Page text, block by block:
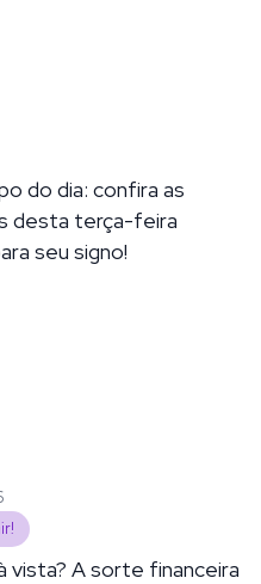
do dia: confira as
desta terça-feira
seu signo!
vista? A sorte financeira